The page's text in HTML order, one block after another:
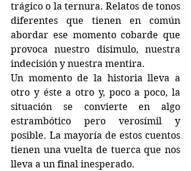
trágico o la ternura. Relatos de tonos
diferentes que tienen en común
abordar ese momento cobarde que
provoca nuestro disimulo, nuestra
indecisión y nuestra mentira.
Un momento de la historia lleva a
otro y éste a otro y, poco a poco, la
situación se convierte en algo
estrambótico pero verosímil y
posible. La mayoría de estos cuentos
tienen una vuelta de tuerca que nos
lleva a un final inesperado.